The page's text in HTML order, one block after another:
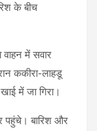
के बीच
में सवार
ककीरा-लाहडू
में जा गिरा।
पहुंचे। बारिश और